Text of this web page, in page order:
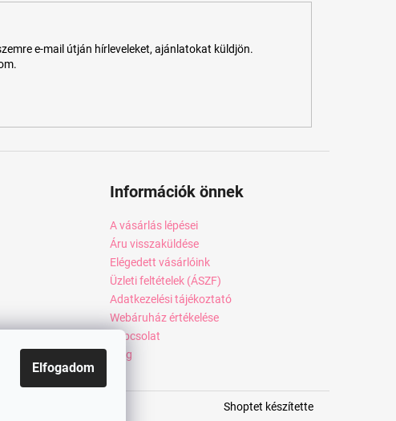
Elfogadom
e-mail útján hírleveleket, ajánlatokat küldjön.
Információk önnek
A vásárlás lépései
Áru visszaküldése
Elégedett vásárlóink
Üzleti feltételek (ÁSZF)
Adatkezelési tájékoztató
Webáruház értékelése
Kapcsolat
Blog
Shoptet készítette